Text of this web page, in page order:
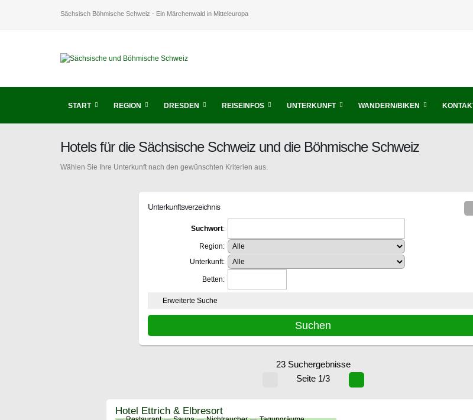
Sächsisch Böhmische Schweiz - Ein Märchenwald in Mitteleuropa
START REGION DRESDEN REISEINFOS UNTERKUNFT WANDERN/BIKEN
Hotels für die Sächsische Schweiz und die Böhmische Schweiz
Wählen Sie Ihre Unterkunft nach den gewünschten Kriterien aus.
Unterkunftsverzeichnis
Suchwort:
Region:
Unterkunft:
Betten:
Erweiterte Suche
23 Suchergebnisse
Seite 1/3
Hotel Ettrich & Elbresort